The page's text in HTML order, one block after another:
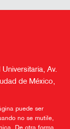
Av.
de México,
puede ser
no se mutile,